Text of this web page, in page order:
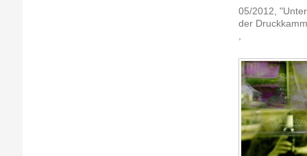
05/2012,
der